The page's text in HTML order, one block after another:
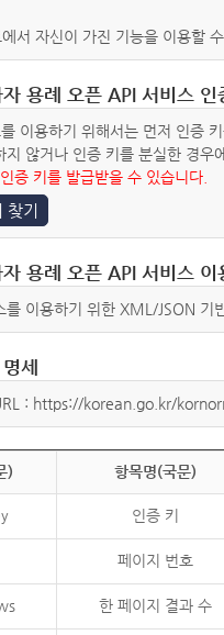
서 자신이 가진 기능을 이용할
용례 오픈 API 서비스 인
이용하기 위해서는 먼저 인증
지 않거나 인증 키를 분실한 경우
증 키를 발급받을 수 있습니다.
찾기
용례 오픈 API 서비스 이
를 이용하기 위한 XML/JSON 기
세
: https://korean.go.kr/
) 항목명(국문)
인증 키
페이지 번호
한 페이지 결과 수